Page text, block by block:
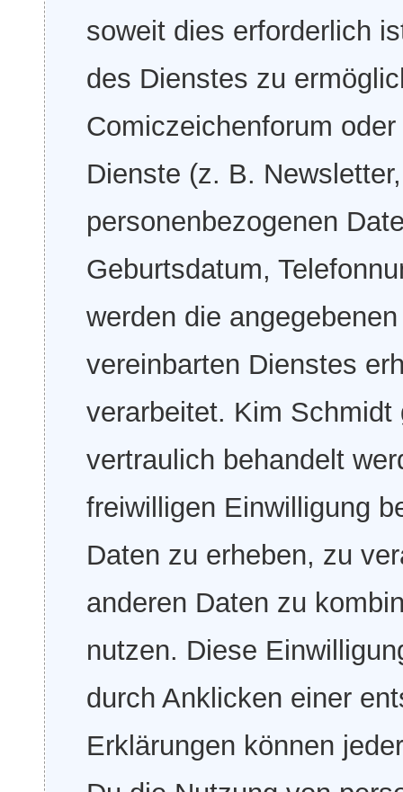
soweit dies erforderlich
des Dienstes zu
Comiczeichenforum
Dienste (z. B.
personenbezogenen
Geburtsdatum,
werden die
vereinbarten Dienstes
verarbeitet. Kim
vertraulich behandelt
freiwilligen Einwilligung
Daten zu erheben, zu
anderen Daten zu
nutzen. Diese
durch Anklicken einer
Erklärungen können